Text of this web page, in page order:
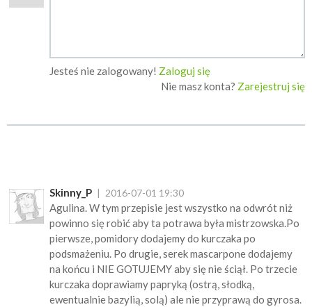
Jesteś nie zalogowany! Zaloguj się
Nie masz konta? Zarejestruj się
Skinny_P 2016-07-01 19:30
Agulina. W tym przepisie jest wszystko na odwrót niż
powinno się robić aby ta potrawa była mistrzowska.Po
pierwsze, pomidory dodajemy do kurczaka po
podsmażeniu. Po drugie, serek mascarpone dodajemy
na końcu i NIE GOTUJEMY aby się nie ściął. Po trzecie
kurczaka doprawiamy papryką (ostrą, słodką,
ewentualnie bazylią, solą) ale nie przyprawą do gyrosa.